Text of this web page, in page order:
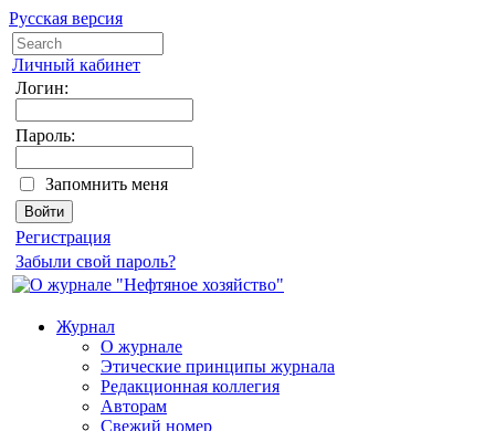
Русская версия
Личный кабинет
Логин:
Пароль:
Запомнить меня
Регистрация
Забыли свой пароль?
Журнал
О журнале
Этические принципы журнала
Редакционная коллегия
Авторам
Свежий номер